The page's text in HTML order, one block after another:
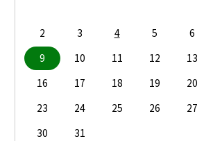
2
3 4 5 6
9
10 11 12 13
16
17 18 19 20
23
24 25 26 27
30
31